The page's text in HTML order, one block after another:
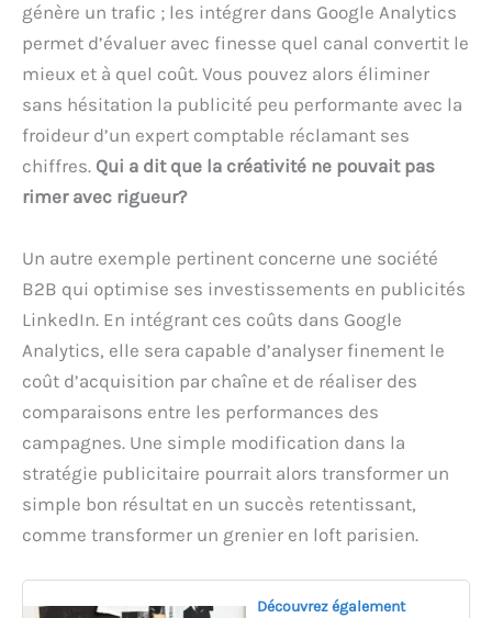
génère un trafic ; les intégrer dans Google Analytics
permet d’évaluer avec finesse quel canal convertit le
mieux et à quel coût. Vous pouvez alors éliminer
sans hésitation la publicité peu performante avec la
froideur d’un expert comptable réclamant ses
chiffres. Qui a dit que la créativité ne pouvait pas
rimer avec rigueur?
Un autre exemple pertinent concerne une société
B2B qui optimise ses investissements en publicités
LinkedIn. En intégrant ces coûts dans Google
Analytics, elle sera capable d’analyser finement le
coût d’acquisition par chaîne et de réaliser des
comparaisons entre les performances des
campagnes. Une simple modification dans la
stratégie publicitaire pourrait alors transformer un
simple bon résultat en un succès retentissant,
comme transformer un grenier en loft parisien.
Découvrez également